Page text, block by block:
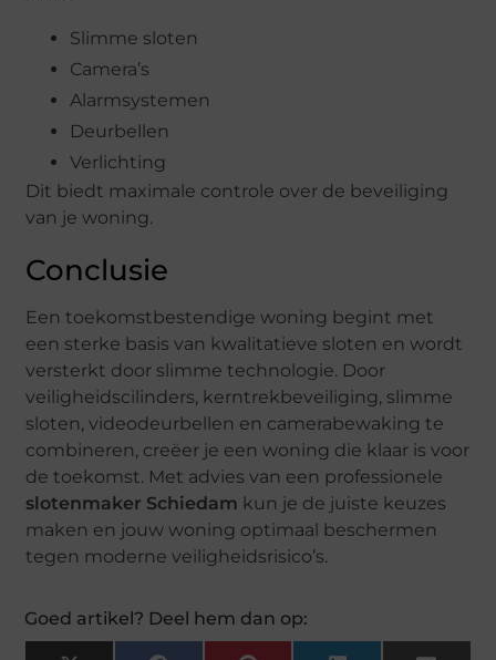
Slimme sloten
Camera’s
Alarmsystemen
Deurbellen
Verlichting
Dit biedt maximale controle over de beveiliging
van je woning.
Conclusie
Een toekomstbestendige woning begint met
een sterke basis van kwalitatieve sloten en wordt
versterkt door slimme technologie. Door
veiligheidscilinders, kerntrekbeveiliging, slimme
sloten, videodeurbellen en camerabewaking te
combineren, creëer je een woning die klaar is voor
de toekomst. Met advies van een professionele
slotenmaker Schiedam kun je de juiste keuzes
maken en jouw woning optimaal beschermen
tegen moderne veiligheidsrisico’s.
Goed artikel? Deel hem dan op: